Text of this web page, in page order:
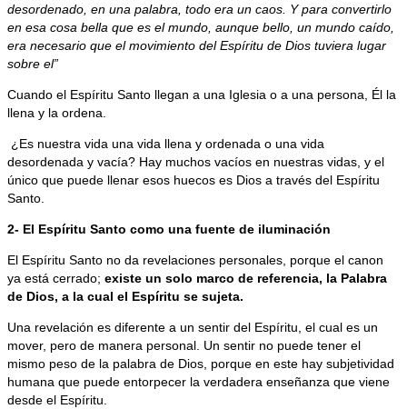
desordenado, en una palabra, todo era un caos. Y para convertirlo
en esa cosa bella que es el mundo, aunque bello, un mundo caído,
era necesario que el movimiento del Espíritu de Dios tuviera lugar
sobre el”
Cuando el Espíritu Santo llegan a una Iglesia o a una persona, Él la
llena y la ordena.
¿Es nuestra vida una vida llena y ordenada o una vida
desordenada y vacía? Hay muchos vacíos en nuestras vidas, y el
único que puede llenar esos huecos es Dios a través del Espíritu
Santo.
2- El Espíritu Santo como una fuente de iluminación
El Espíritu Santo no da revelaciones personales, porque el canon
ya está cerrado; existe un solo marco de referencia, la Palabra
de Dios, a la cual el Espíritu se sujeta.
Una revelación es diferente a un sentir del Espíritu, el cual es un
mover, pero de manera personal. Un sentir no puede tener el
mismo peso de la palabra de Dios, porque en este hay subjetividad
humana que puede entorpecer la verdadera enseñanza que viene
desde el Espíritu.